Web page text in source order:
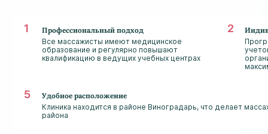
Профессиональный подход
Все массажисты имеют медицинское
образование и регулярно повышают
квалификацию в ведущих учебных центрах
Удобное расположение
Клиника находится в районе Виноградарь, что делает
района